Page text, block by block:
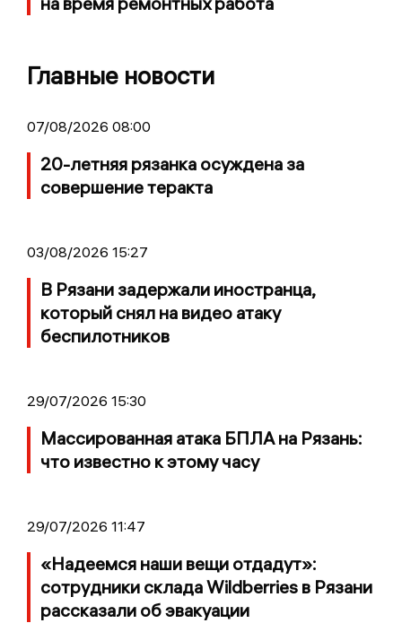
Главные новости
07/08/2026 08:00
20-летняя рязанка осуждена за
совершение теракта
03/08/2026 15:27
В Рязани задержали иностранца,
который снял на видео атаку
беспилотников
29/07/2026 15:30
Массированная атака БПЛА на Рязань:
что известно к этому часу
29/07/2026 11:47
«Надеемся наши вещи отдадут»:
сотрудники склада Wildberries в Рязани
рассказали об эвакуации